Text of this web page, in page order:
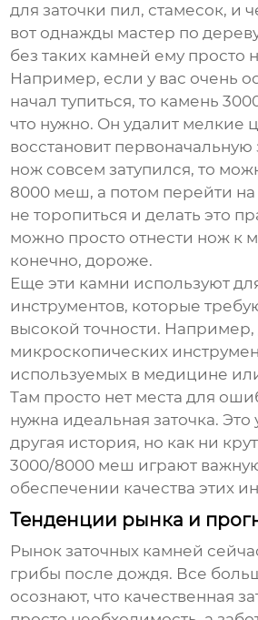
для заточки пил, стамесок, и
вот однажды мастер по
без таких камней ему просто
Например, если у вас очень
начал тупиться, то камень
что нужно. Он удалит мелкие
восстановит первоначальную
нож совсем затупился, то
8000 меш, а потом перейти на
не торопиться и делать это
можно просто отнести нож к
конечно, дороже.
Еще эти камни используют
инструментов, которые
высокой точности. Например,
микроскопических
используемых в медицине
Там просто нет места для
нужна идеальная заточка.
другая история, но как ни
3000/8000 меш играют
обеспечении качества этих
Тенденции рынка и
Рынок заточных камней
грибы после дождя. Все
осознают, что качественная